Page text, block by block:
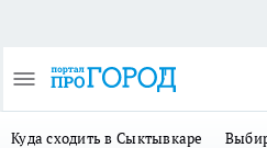
Куда сходить в Сыктывкаре